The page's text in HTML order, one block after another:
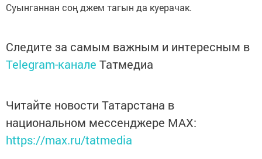
Суынганнан соң джем тагын да куерачак.
Следите за самым важным и интересным в
Telegram-канале Татмедиа
Читайте новости Татарстана в
национальном мессенджере MАХ:
https://max.ru/tatmedia